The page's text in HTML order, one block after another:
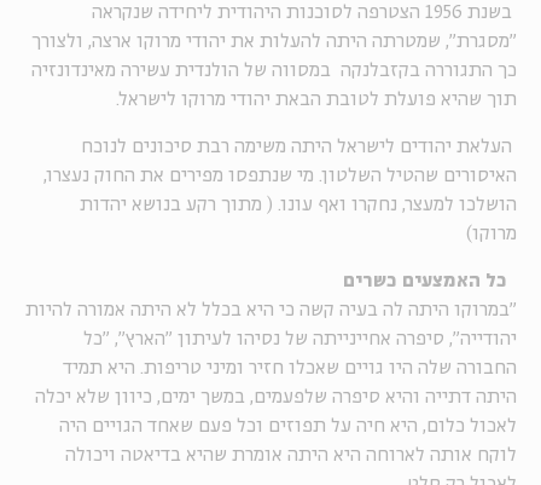
בשנת 1956 הצטרפה לסוכנות היהודית ליחידה שנקראה
"מסגרת", שמטרתה היתה להעלות את יהודי מרוקו ארצה, ולצורך
כך התגוררה בקזבלנקה במסווה של הולנדית עשירה מאינדונזיה
תוך שהיא פועלת לטובת הבאת יהודי מרוקו לישראל.
העלאת יהודים לישראל היתה משימה רבת סיכונים לנוכח
האיסורים שהטיל השלטון. מי שנתפסו מפירים את החוק נעצרו,
הושלכו למעצר, נחקרו ואף עונו. ( מתוך רקע בנושא יהדות
מרוקו)
כל האמצעים כשרים
"במרוקו היתה לה בעיה קשה כי היא בכלל לא היתה אמורה להיות
יהודייה", סיפרה אחיינייתה של נסיהו לעיתון "הארץ", "כל
החבורה שלה היו גויים שאכלו חזיר ומיני טריפות. היא תמיד
היתה דתייה והיא סיפרה שלפעמים, במשך ימים, כיוון שלא יכלה
לאכול כלום, היא חיה על תפוזים וכל פעם שאחד הגויים היה
לוקח אותה לארוחה היא היתה אומרת שהיא בדיאטה ויכולה